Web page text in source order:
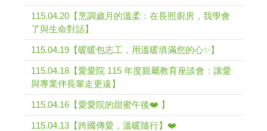
115.04.20【烹調歲月的溫柔：在長照廚房，我學會
了與生命對話】
115.04.19【暖暖包志工，用溫暖填滿您的心✨】
115.04.18【愛愛院 115 年度親屬教育座談會：讓愛
與專業伴長輩走更遠】
115.04.16【愛愛院的甜蜜午後❤️ 】
115.04.13【跨國傳愛，溫暖隨行】❤️